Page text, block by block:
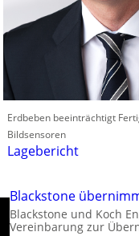
Erdbeben beeinträchtigt
Bildsensoren
Lagebericht
Blackstone
Blackstone und Koch
Vereinbarung zur